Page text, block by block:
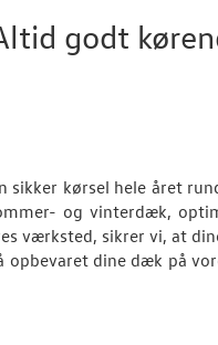
godt
kørsel hele året
og vinterdæk,
værksted, sikrer vi, at
opbevaret dine dæk på